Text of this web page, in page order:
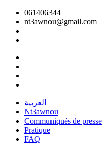
061406344
nt3awnou@gmail.com
العربية
Nt3awnou
Communiqués de presse
Pratique
FAQ